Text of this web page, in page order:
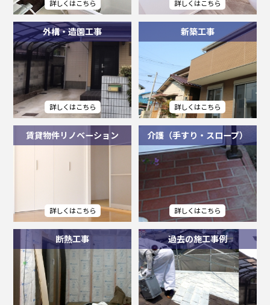
外構・造園工事 新築工事
賃貸物件リノベーション 介護（手すり・スロープ）
断熱工事 過去の施工事例